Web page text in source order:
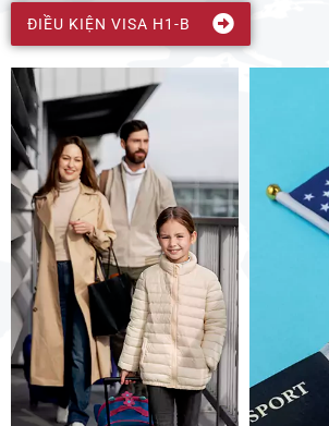
ĐIỀU KIỆN VISA H1-B